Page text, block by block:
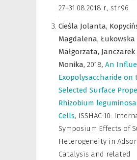
27–31.08.2018 r., str.96
Cieśla Jolanta,
Magdalena, Łukowska
Małgorzata, Janczarek
Monika, 2018, An
Exopolysaccharide on
Selected Surface
Rhizobium
Cells, ISSHAC-10:
Symposium Effects of
Heterogeneity in
Catalysis and related